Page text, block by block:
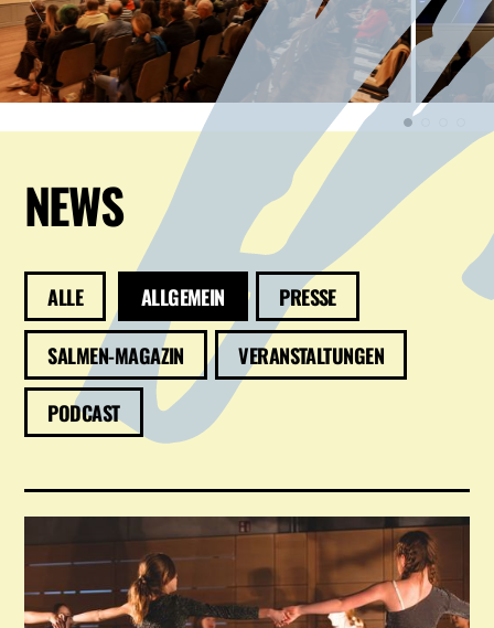
NEWS
ALLE ALLGEMEIN
PRESSE
SALMEN-MAGAZIN
VERANSTALTUNGEN
PODCAST